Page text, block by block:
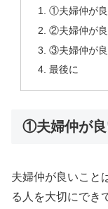
①夫婦仲が良
②夫婦仲が良
③夫婦仲が良
最後に
①夫婦仲が良
夫婦仲が良いこと
る人を大切にでき